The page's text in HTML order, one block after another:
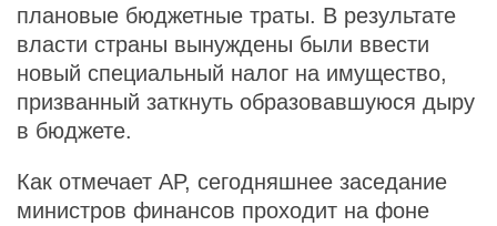
плановые бюджетные траты. В результате
власти страны вынуждены были ввести
новый специальный налог на имущество,
призванный заткнуть образовавшуюся дыру
в бюджете.
Как отмечает AP, сегодняшнее заседание
министров финансов проходит на фоне